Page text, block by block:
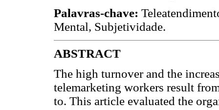
Palavras-chave:
Mental, Subjetividade.
ABSTRACT
The high turnover and the
telemarketing workers result
to. This article evaluated the